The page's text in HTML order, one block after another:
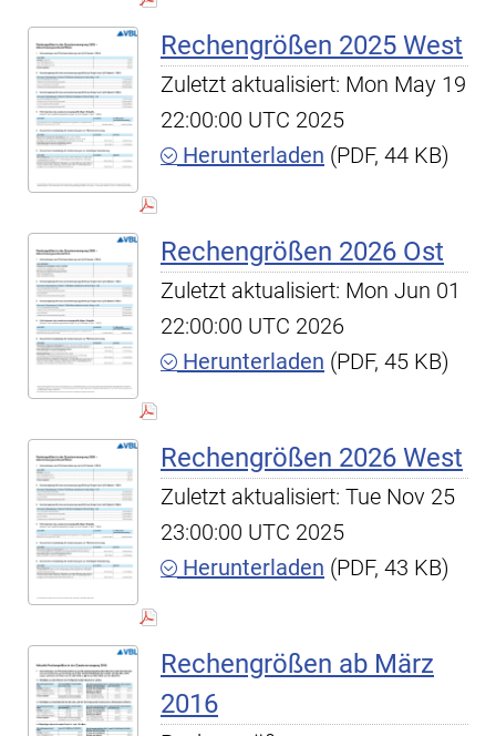
Rechengrößen 2025 West
Zuletzt aktualisiert: Mon May 19
22:00:00 UTC 2025
Herunterladen (PDF, 44 KB)
Rechengrößen 2026 Ost
Zuletzt aktualisiert: Mon Jun 01
22:00:00 UTC 2026
Herunterladen (PDF, 45 KB)
Rechengrößen 2026 West
Zuletzt aktualisiert: Tue Nov 25
23:00:00 UTC 2025
Herunterladen (PDF, 43 KB)
Rechengrößen ab März
2016